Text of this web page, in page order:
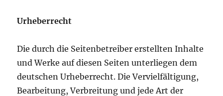
Urheberrecht
Die durch die Seitenbetreiber erstellten Inhalte
und Werke auf diesen Seiten unterliegen dem
deutschen Urheberrecht. Die Vervielfältigung,
Bearbeitung, Verbreitung und jede Art der